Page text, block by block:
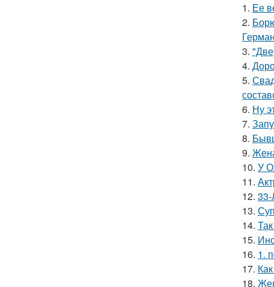
1. Ее
2.
3.
4.
5.
6. Ну
7.
8.
9.
10. У
11.
12. 33-
13.
14.
15.
16. 1.
17.
18.